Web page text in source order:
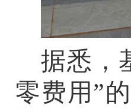
据悉，
零费用”